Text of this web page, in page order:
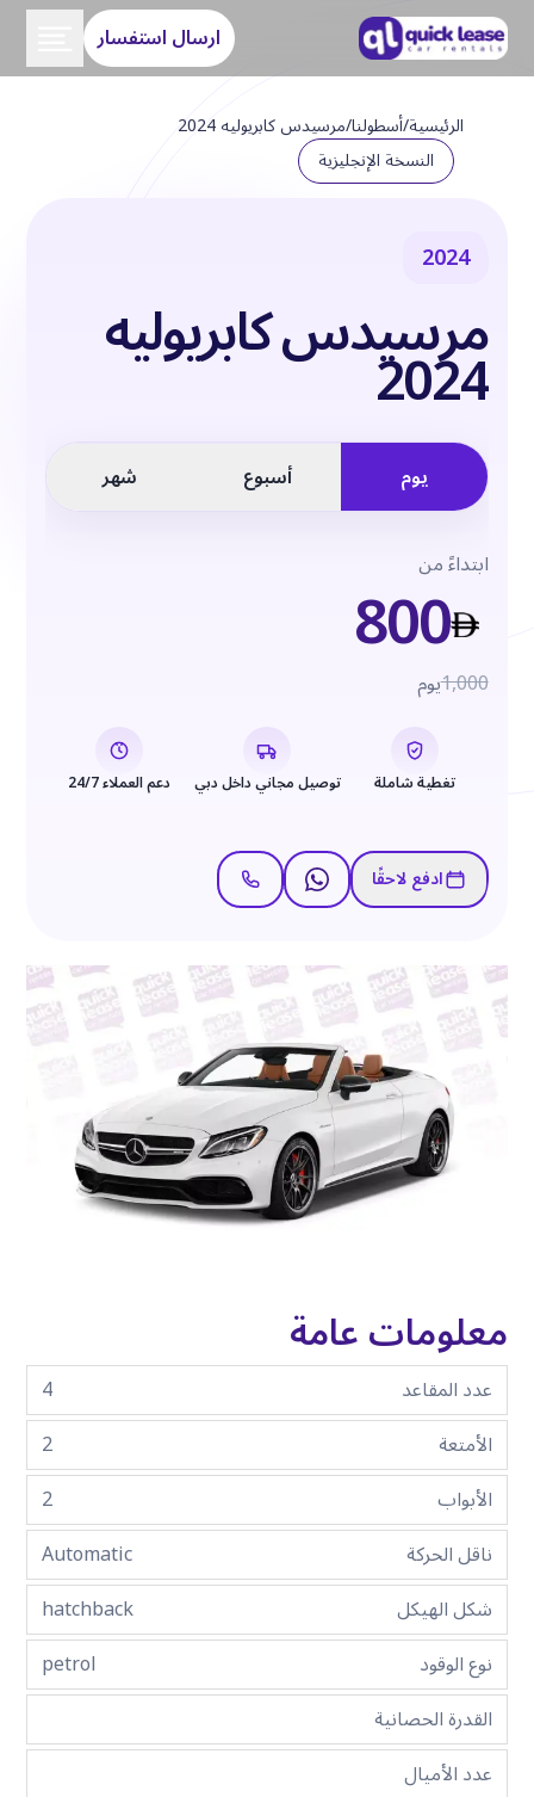
ارسال استفسار
الرئيسية/أسطولنا/مرسيدس كابريوليه 2024
النسخة الإنجليزية
2024
مرسيدس كابريوليه
2024
يوم أسبوع شهر
ابتداءً من8001,000يوم
تغطية شاملة توصيل مجاني داخل دبي دعم العملاء 24/7
ادفع لاحقًا
معلومات عامة
عدد المقاعد
4
الأمتعة
2
الأبواب
2
ناقل الحركة
Automatic
شكل الهيكل
hatchback
نوع الوقود
petrol
القدرة الحصانية
عدد الأميال